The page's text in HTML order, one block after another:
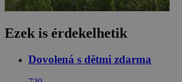
Ezek is érdekelhetik
Dovolená s dětmi zdarma